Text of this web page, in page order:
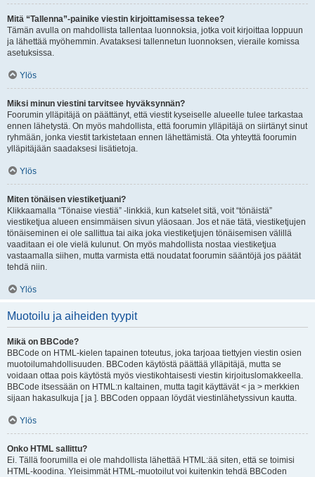
Mitä “Tallenna”-painike viestin kirjoittamisessa tekee?
Tämän avulla on mahdollista tallentaa luonnoksia, jotka voit kirjoittaa loppuun
ja lähettää myöhemmin. Avataksesi tallennetun luonnoksen, vieraile komissa
asetuksissa.
Ylös
Miksi minun viestini tarvitsee hyväksynnän?
Foorumin ylläpitäjä on päättänyt, että viestit kyseiselle alueelle tulee tarkastaa
ennen lähetystä. On myös mahdollista, että foorumin ylläpitäjä on siirtänyt sinut
ryhmään, jonka viestit tarkistetaan ennen lähettämistä. Ota yhteyttä foorumin
ylläpitäjään saadaksesi lisätietoja.
Ylös
Miten tönäisen viestiketjuani?
Klikkaamalla “Tönaise viestiä” -linkkiä, kun katselet sitä, voit “tönäistä”
viestiketjua alueen ensimmäisen sivun yläosaan. Jos et näe tätä, viestiketjujen
tönäiseminen ei ole sallittua tai aika joka viestiketjujen tönäisemisen välillä
vaaditaan ei ole vielä kulunut. On myös mahdollista nostaa viestiketjua
vastaamalla siihen, mutta varmista että noudatat foorumin sääntöjä jos päätät
tehdä niin.
Ylös
Muotoilu ja aiheiden tyypit
Mikä on BBCode?
BBCode on HTML-kielen tapainen toteutus, joka tarjoaa tiettyjen viestin osien
muotoilumahdollisuuden. BBCoden käytöstä päättää ylläpitäjä, mutta se
voidaan ottaa pois käytöstä myös viestikohtaisesti viestin kirjoituslomakkeella.
BBCode itsessään on HTML:n kaltainen, mutta tagit käyttävät < ja > merkkien
sijaan hakasulkuja [ ja ]. BBCoden oppaan löydät viestinlähetyssivun kautta.
Ylös
Onko HTML sallittu?
Ei. Tällä foorumilla ei ole mahdollista lähettää HTML:ää siten, että se toimisi
HTML-koodina. Yleisimmät HTML-muotoilut voi kuitenkin tehdä BBCoden